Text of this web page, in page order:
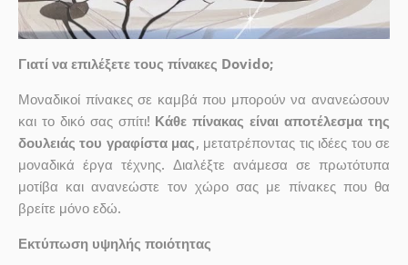
Γιατί να επιλέξετε τους πίνακες Dovido;
Μοναδικοί πίνακες σε καμβά που μπορούν να ανανεώσουν
και το δικό σας σπίτι! Κάθε πίνακας είναι αποτέλεσμα της
δουλειάς του γραφίστα μας, μετατρέποντας τις ιδέες του σε
μοναδικά έργα τέχνης. Διαλέξτε ανάμεσα σε πρωτότυπα
μοτίβα και ανανεώστε τον χώρο σας με πίνακες που θα
βρείτε μόνο εδώ.
Εκτύπωση υψηλής ποιότητας